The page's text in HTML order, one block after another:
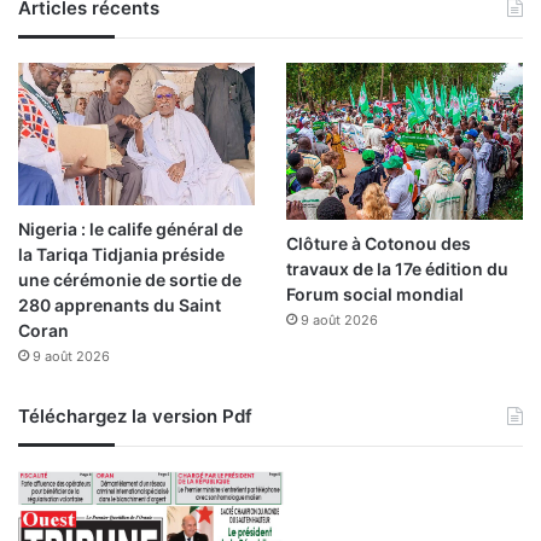
Articles récents
Nigeria : le calife général de
la Tariqa Tidjania préside
une cérémonie de sortie de
280 apprenants du Saint
Coran
9 août 2026
Clôture à Cotonou des
travaux de la 17e édition du
Forum social mondial
9 août 2026
Téléchargez la version Pdf